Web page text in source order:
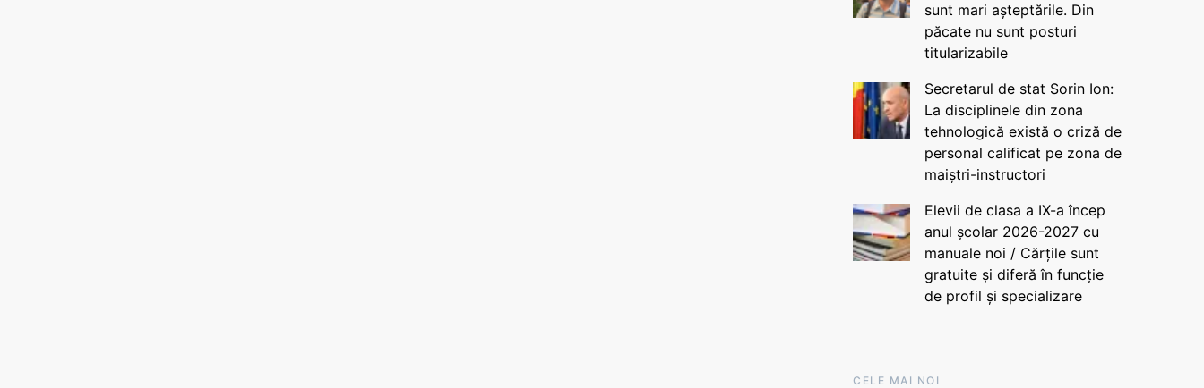
sunt mari așteptările. Din
păcate nu sunt posturi
titularizabile
Secretarul de stat Sorin Ion:
La disciplinele din zona
tehnologică există o criză de
personal calificat pe zona de
maiștri-instructori
Elevii de clasa a IX-a încep
anul școlar 2026-2027 cu
manuale noi / Cărțile sunt
gratuite și diferă în funcție
de profil și specializare
CELE MAI NOI